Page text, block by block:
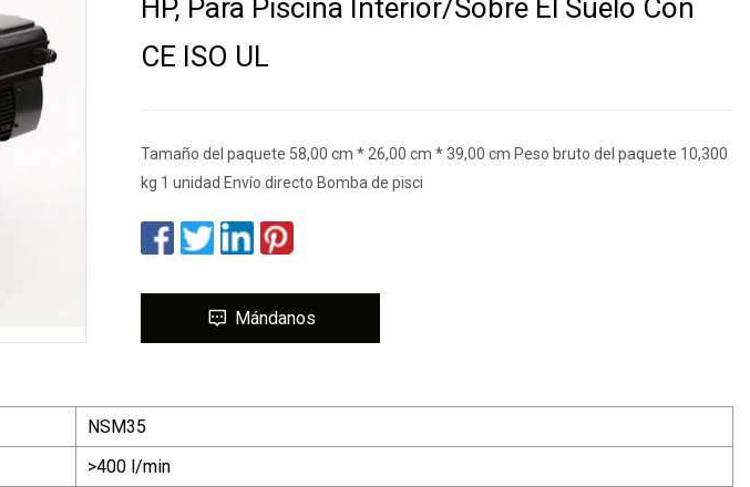
HP, Para Piscina Interior/sobre El Suelo Con
CE ISO UL
Tamaño del paquete 58,00 cm * 26,00 cm * 39,00 cm Peso bruto del paquete 10,300
kg 1 unidad Envío directo Bomba de pisci
Mándanos
NSM35
>400 l/min